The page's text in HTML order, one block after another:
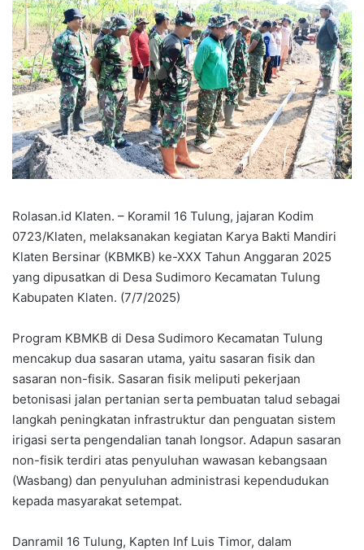
Rolasan.id Klaten. – Koramil 16 Tulung, jajaran Kodim
0723/Klaten, melaksanakan kegiatan Karya Bakti Mandiri
Klaten Bersinar (KBMKB) ke-XXX Tahun Anggaran 2025
yang dipusatkan di Desa Sudimoro Kecamatan Tulung
Kabupaten Klaten. (7/7/2025)
Program KBMKB di Desa Sudimoro Kecamatan Tulung
mencakup dua sasaran utama, yaitu sasaran fisik dan
sasaran non-fisik. Sasaran fisik meliputi pekerjaan
betonisasi jalan pertanian serta pembuatan talud sebagai
langkah peningkatan infrastruktur dan penguatan sistem
irigasi serta pengendalian tanah longsor. Adapun sasaran
non-fisik terdiri atas penyuluhan wawasan kebangsaan
(Wasbang) dan penyuluhan administrasi kependudukan
kepada masyarakat setempat.
Danramil 16 Tulung, Kapten Inf Luis Timor, dalam